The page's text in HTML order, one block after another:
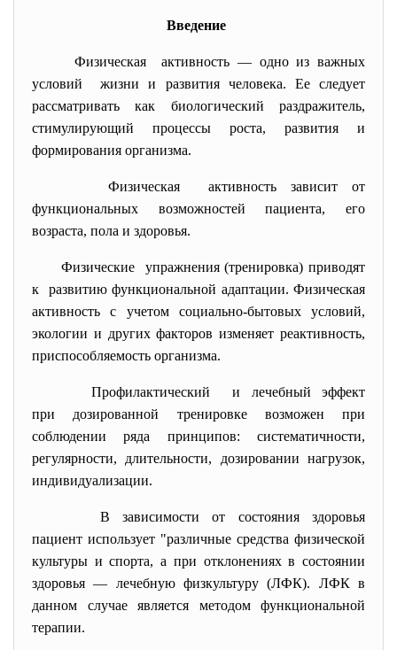
Введение
Физическая активность — одно из важных
условий жизни и развития человека. Ее следует
рассматривать как биологический раздражитель,
стимулирующий процессы роста, развития и
формирования организма.
Физическая активность зависит от
функциональных возможностей пациента, его
возраста, пола и здоровья.
Физические упражнения (тренировка) приводят
к развитию функциональной адаптации. Физическая
активность с учетом социально-бытовых условий,
экологии и других факторов изменяет реактивность,
приспособляемость организма.
Профилактический и лечебный эффект
при дозированной тренировке возможен при
соблюдении ряда принципов: систематичности,
регулярности, длительности, дозировании нагрузок,
индивидуализации.
В зависимости от состояния здоровья
пациент использует "различные средства физической
культуры и спорта, а при отклонениях в состоянии
здоровья — лечебную физкультуру (ЛФК). ЛФК в
данном случае является методом функциональной
терапии.